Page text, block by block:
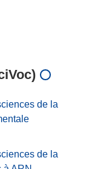
de la
de la